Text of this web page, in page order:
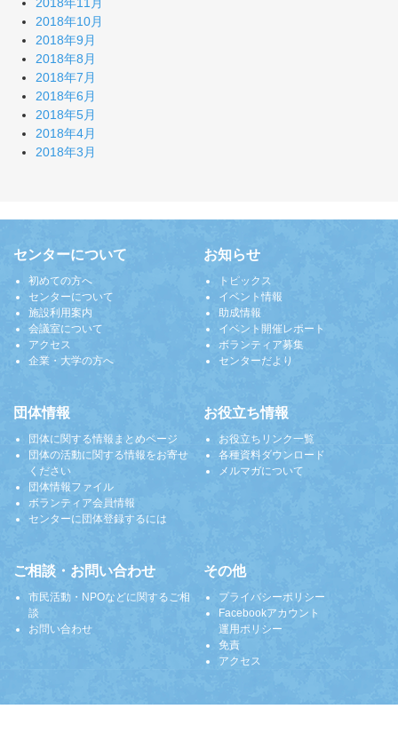
2018年11月
2018年10月
2018年9月
2018年8月
2018年7月
2018年6月
2018年5月
2018年4月
2018年3月
センターについて
初めての方へ
センターについて
施設利用案内
会議室について
アクセス
企業・大学の方へ
お知らせ
トピックス
イベント情報
助成情報
イベント開催レポート
ボランティア募集
センターだより
団体情報
団体に関する情報まとめページ
団体の活動に関する情報をお寄せ
ください
団体情報ファイル
ボランティア会員情報
センターに団体登録するには
お役立ち情報
お役立ちリンク一覧
各種資料ダウンロード
メルマガについて
ご相談・お問い合わせ
市民活動・NPOなどに関するご相
談
お問い合わせ
その他
プライバシーポリシー
Facebookアカウント
運用ポリシー
免責
アクセス